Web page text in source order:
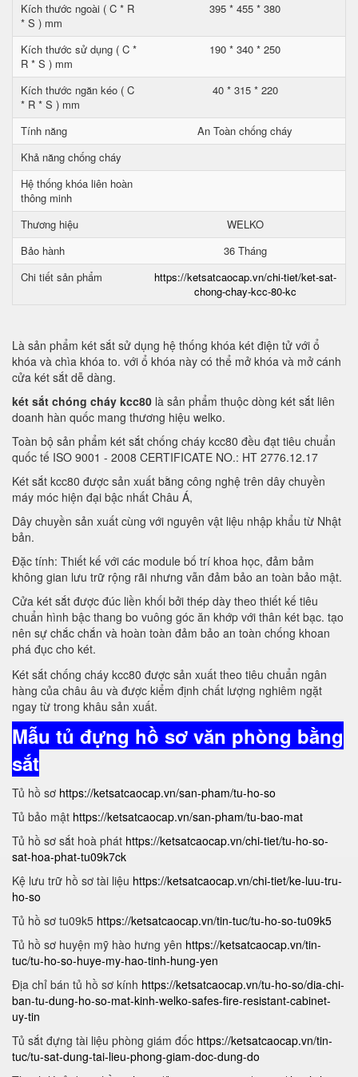
Kích thước ngoài ( C * R
* S ) mm
395 * 455 * 380
Kích thước sử dụng ( C *
R * S ) mm
190 * 340 * 250
Kích thước ngăn kéo ( C
* R * S ) mm
40 * 315 * 220
Tính năng
An Toàn chống cháy
Khả năng chống cháy
Hệ thống khóa liên hoàn
thông minh
Thương hiệu
WELKO
Bảo hành
36 Tháng
Chi tiết sản phẩm
https://ketsatcaocap.vn/chi-tiet/ket-sat-
chong-chay-kcc-80-kc
Là sản phẩm két sắt sử dụng hệ thống khóa két điện tử với ổ
khóa và chìa khóa to. với ổ khóa này có thể mở khóa và mở cánh
cửa két sắt dễ dàng.
két sắt chóng cháy kcc80 là sản phẩm thuộc dòng két sắt liên
doanh hàn quốc mang thương hiệu welko.
Toàn bộ sản phẩm két sắt chống cháy kcc80 đều đạt tiêu chuẩn
quốc tế ISO 9001 - 2008 CERTIFICATE NO.: HT 2776.12.17
Két sắt kcc80 được sản xuất bằng công nghệ trên dây chuyền
máy móc hiện đại bậc nhất Châu Á,
Dây chuyền sản xuất cùng với nguyên vật liệu nhập khẩu từ Nhật
bản.
Đặc tính: Thiết kế với các module bố trí khoa học, đảm bảm
không gian lưu trữ rộng rãi nhưng vẫn đảm bảo an toàn bảo mật.
Cửa két sắt được đúc liền khối bởi thép dày theo thiết kế tiêu
chuẩn hình bậc thang bo vuông góc ăn khớp với thân két bạc. tạo
nên sự chắc chắn và hoàn toàn đảm bảo an toàn chống khoan
phá đục cho két.
Két sắt chống cháy kcc80 được sản xuất theo tiêu chuẩn ngân
hàng của châu âu và được kiểm định chất lượng nghiêm ngặt
ngay từ trong khâu sản xuất.
Mẫu tủ đựng hồ sơ văn phòng bằng
sắt
Tủ hồ sơ https://ketsatcaocap.vn/san-pham/tu-ho-so
Tủ bảo mật https://ketsatcaocap.vn/san-pham/tu-bao-mat
Tủ hồ sơ sắt hoà phát https://ketsatcaocap.vn/chi-tiet/tu-ho-so-
sat-hoa-phat-tu09k7ck
Kệ lưu trữ hồ sơ tài liệu https://ketsatcaocap.vn/chi-tiet/ke-luu-tru-
ho-so
Tủ hồ sơ tu09k5 https://ketsatcaocap.vn/tin-tuc/tu-ho-so-tu09k5
Tủ hồ sơ huyện mỹ hào hưng yên https://ketsatcaocap.vn/tin-
tuc/tu-ho-so-huye-my-hao-tinh-hung-yen
Địa chỉ bán tủ hồ sơ kính https://ketsatcaocap.vn/tu-ho-so/dia-chi-
ban-tu-dung-ho-so-mat-kinh-welko-safes-fire-resistant-cabinet-
uy-tin
Tủ sắt đựng tài liệu phòng giám đốc https://ketsatcaocap.vn/tin-
tuc/tu-sat-dung-tai-lieu-phong-giam-doc-dung-do